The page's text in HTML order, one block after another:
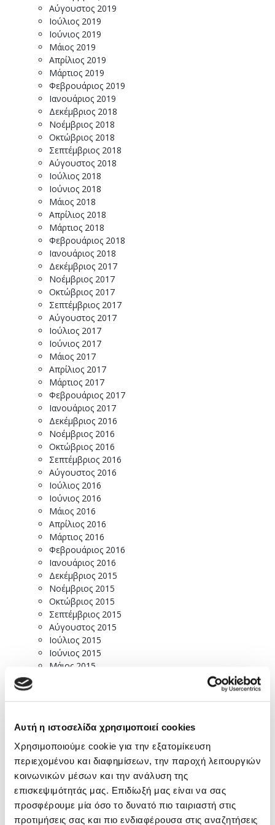
Αυτή η ιστοσελίδα χρησιμοποιεί cookies
Χρησιμοποιούμε cookie για την εξατομίκευση
περιεχομένου και διαφημίσεων, την παροχή λειτουργιών
κοινωνικών μέσων και την ανάλυση της
επισκεψιμότητάς μας. Επιδίωξή μας είναι να σας
προσφέρουμε μία όσο το δυνατό πιο ταιριαστή στις
προτιμήσεις σας και πιο ενδιαφέρουσα στις αναζητήσεις
Αύγουστος 2019
Ιούλιος 2019
Ιούνιος 2019
Μάιος 2019
Απρίλιος 2019
Μάρτιος 2019
Φεβρουάριος 2019
Ιανουάριος 2019
Δεκέμβριος 2018
Νοέμβριος 2018
Οκτώβριος 2018
Σεπτέμβριος 2018
Αύγουστος 2018
Ιούλιος 2018
Ιούνιος 2018
Μάιος 2018
Απρίλιος 2018
Μάρτιος 2018
Φεβρουάριος 2018
Ιανουάριος 2018
Δεκέμβριος 2017
Νοέμβριος 2017
Οκτώβριος 2017
Σεπτέμβριος 2017
Αύγουστος 2017
Ιούλιος 2017
Ιούνιος 2017
Μάιος 2017
Απρίλιος 2017
Μάρτιος 2017
Φεβρουάριος 2017
Ιανουάριος 2017
Δεκέμβριος 2016
Νοέμβριος 2016
Οκτώβριος 2016
Σεπτέμβριος 2016
Αύγουστος 2016
Ιούλιος 2016
Ιούνιος 2016
Μάιος 2016
Απρίλιος 2016
Μάρτιος 2016
Φεβρουάριος 2016
Ιανουάριος 2016
Δεκέμβριος 2015
Νοέμβριος 2015
Οκτώβριος 2015
Σεπτέμβριος 2015
Αύγουστος 2015
Ιούλιος 2015
Ιούνιος 2015
Μάιος 2015
Φεβρουάριος 2015
Δεκέμβριος 2014
Νοέμβριος 2014
Οκτώβριος 2014
Σεπτέμβριος 2014
Ιούλιος 2014
Ιούνιος 2014
Μάιος 2014
Απρίλιος 2014